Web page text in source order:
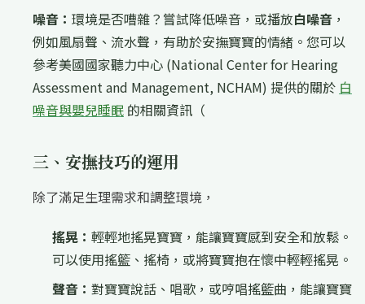
噪音： 環境是否嘈雜？嘗試降低噪音，或播放白噪音 ，
例如風扇聲、流水聲，有助於安撫寶寶的情緒。您可以
參考美國國家聽力中心 (National Center for Hearing
Assessment and Management, NCHAM) 提供的關於 白
噪音與嬰兒睡眠 的相關資訊（
三、安撫技巧的運用
除了滿足生理需求和調整環境，
搖晃： 輕輕地搖晃寶寶，能讓寶寶感到安全和放鬆。
可以使用搖籃、搖椅，或將寶寶抱在懷中輕輕搖晃。
聲音： 對寶寶說話、唱歌，或哼唱搖籃曲，能讓寶寶